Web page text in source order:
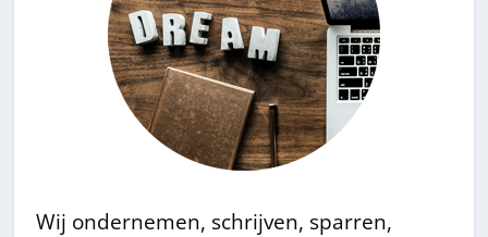
Wij ondernemen, schrijven, sparren,